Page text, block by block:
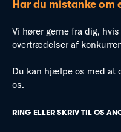
Har du mistanke om
Vi hører gerne fra dig,
overtrædelser af
Du kan hjælpe os med at
os.
RING ELLER SKRIV TIL OS